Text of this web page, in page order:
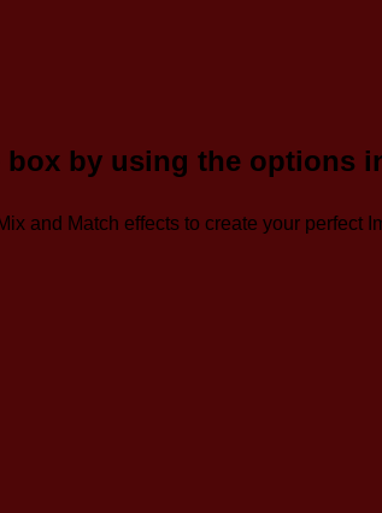
box by using the options
and Match effects to create your perfect